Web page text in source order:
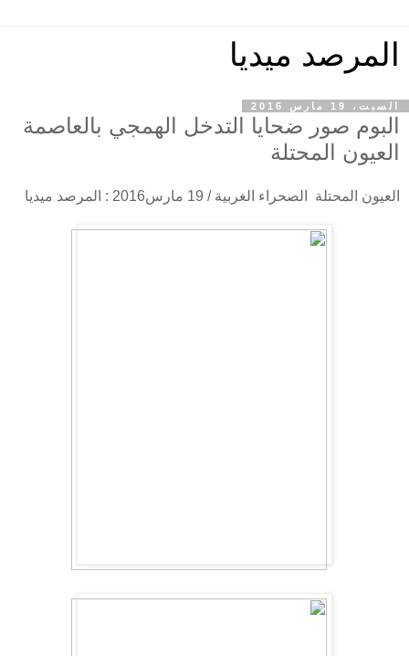
المرصد ميديا
السبت، 19 مارس 2016
البوم صور ضحايا التدخل الهمجي بالعاصمة
العيون المحتلة
العيون المحتلة الصحراء الغربية / 19 مارس2016 : المرصد ميديا